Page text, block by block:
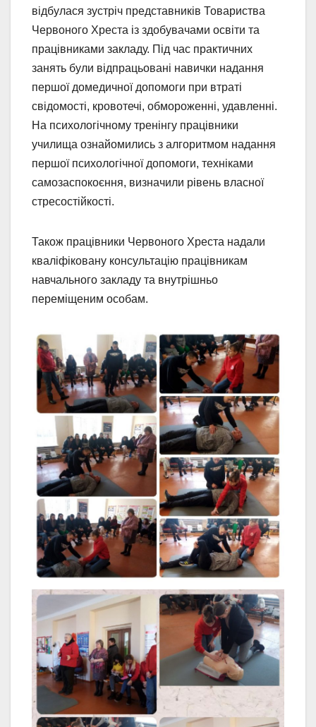
відбулася зустріч представників Товариства
Червоного Хреста із здобувачами освіти та
працівниками закладу. Під час практичних
занять були відпрацьовані навички надання
першої домедичної допомоги при втраті
свідомості, кровотечі, обмороженні, удавленні.
На психологічному тренінгу працівники
училища ознайомились з алгоритмом надання
першої психологічної допомоги, техніками
самозаспокоєння, визначили рівень власної
стресостійкості.
Також працівники Червоного Хреста надали
кваліфіковану консультацію працівникам
навчального закладу та внутрішньо
переміщеним особам.